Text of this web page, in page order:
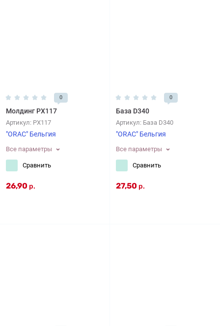
0
Молдинг PX117
Артикул: PX117
"ORAC" Бельгия
Все параметры
Сравнить
26,90 р.
0
База D340
Артикул: База D340
"ORAC" Бельгия
Все параметры
Сравнить
27,50 р.